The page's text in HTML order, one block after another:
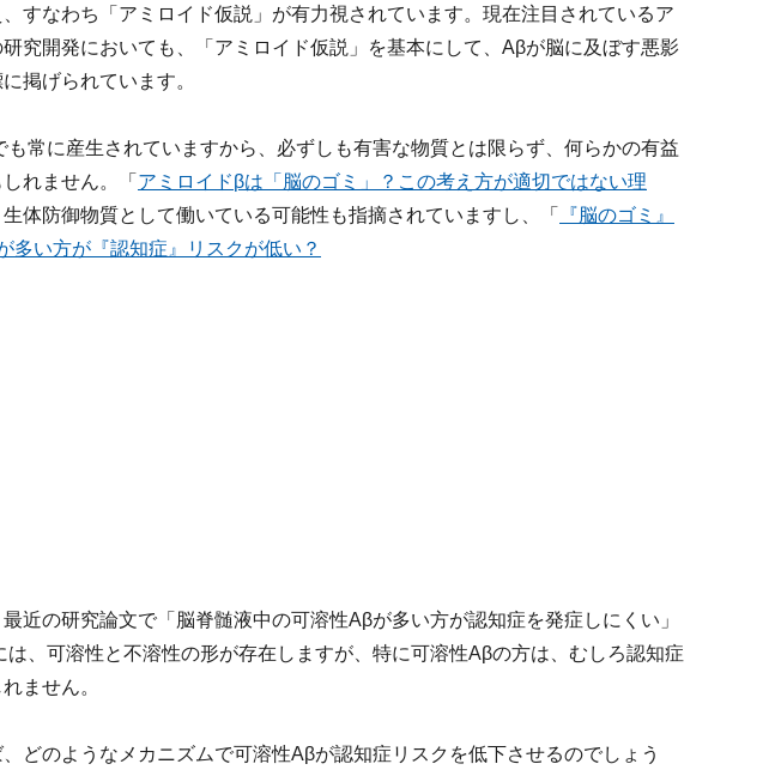
すなわち「アミロイド仮説」が有力視されています。現在注目されているア
究開発においても、「アミロイド仮説」を基本にして、Aβが脳に及ぼす悪影
掲げられています。
も常に産生されていますから、必ずしも有害な物質とは限らず、何らかの有益
れません。「 アミロイドβは「脳のゴミ」？この考え方が適切ではない理
体防御物質として働いている可能性も指摘されていますし、「
『脳のゴミ』
多い方が『認知症』リスクが低い？
近の研究論文で「脳脊髄液中の可溶性Aβが多い方が認知症を発症しにくい」
は、可溶性と不溶性の形が存在しますが、特に可溶性Aβの方は、むしろ認知症
ません。
どのようなメカニズムで可溶性Aβが認知症リスクを低下させるのでしょう